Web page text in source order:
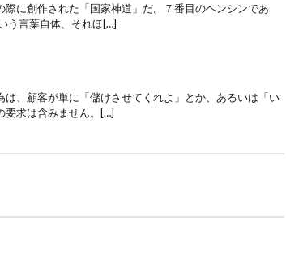
に創作された「国家神道」だ。７番目のヘンシンであ
う言葉自体、それほ[…]
、顧客が単に「儲けさせてくれよ」とか、あるいは「い
要求は含みません。[…]